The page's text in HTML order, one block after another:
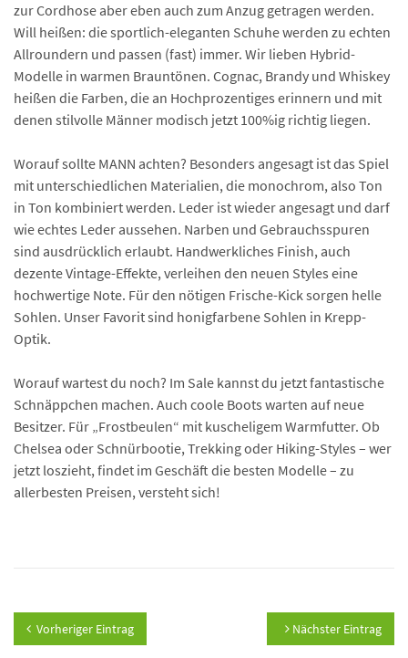
zur Cordhose aber eben auch zum Anzug getragen werden.
Will heißen: die sportlich-eleganten Schuhe werden zu echten
Allroundern und passen (fast) immer. Wir lieben Hybrid-
Modelle in warmen Brauntönen. Cognac, Brandy und Whiskey
heißen die Farben, die an Hochprozentiges erinnern und mit
denen stilvolle Männer modisch jetzt 100%ig richtig liegen.
Worauf sollte MANN achten? Besonders angesagt ist das Spiel
mit unterschiedlichen Materialien, die monochrom, also Ton
in Ton kombiniert werden. Leder ist wieder angesagt und darf
wie echtes Leder aussehen. Narben und Gebrauchsspuren
sind ausdrücklich erlaubt. Handwerkliches Finish, auch
dezente Vintage-Effekte, verleihen den neuen Styles eine
hochwertige Note. Für den nötigen Frische-Kick sorgen helle
Sohlen. Unser Favorit sind honigfarbene Sohlen in Krepp-
Optik.
Worauf wartest du noch? Im Sale kannst du jetzt fantastische
Schnäppchen machen. Auch coole Boots warten auf neue
Besitzer. Für „Frostbeulen“ mit kuscheligem Warmfutter. Ob
Chelsea oder Schnürbootie, Trekking oder Hiking-Styles – wer
jetzt loszieht, findet im Geschäft die besten Modelle – zu
allerbesten Preisen, versteht sich!
Vorheriger Eintrag Nächster Eintrag